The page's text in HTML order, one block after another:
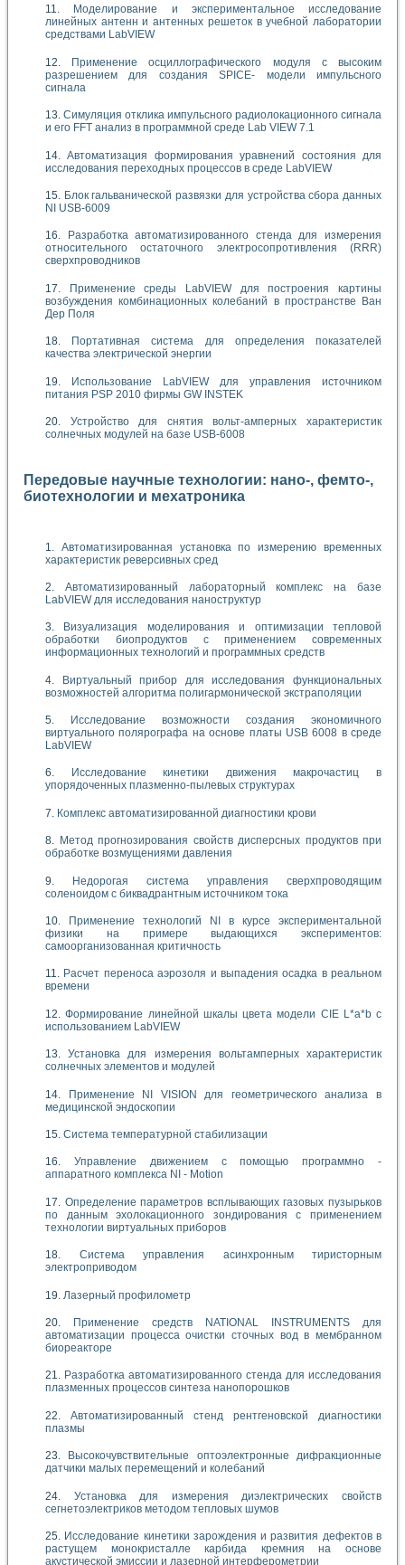
Моделирование и экспериментальное исследование
линейных антенн и антенных решеток в учебной лаборатории
средствами LabVIEW
Применение осциллографического модуля с высоким
разрешением для создания SPICE- модели импульсного
сигнала
Симуляция отклика импульсного радиолокационного сигнала
и его FFT анализ в программной среде Lab VIEW 7.1
Автоматизация формирования уравнений состояния для
исследования переходных процессов в среде LabVIEW
Блок гальванической развязки для устройства сбора данных
NI USB-6009
Разработка автоматизированного стенда для измерения
относительного остаточного электросопротивления (RRR)
сверхпроводников
Применение среды LabVIEW для построения картины
возбуждения комбинационных колебаний в пространстве Ван
Дер Поля
Портативная система для определения показателей
качества электрической энергии
Использование LabVIEW для управления источником
питания PSP 2010 фирмы GW INSTEK
Устройство для снятия вольт-амперных характеристик
солнечных модулей на базе USB-6008
Передовые научные технологии: нано-, фемто-,
биотехнологии и мехатроника
Автоматизированная установка по измерению временных
характеристик реверсивных сред
Автоматизированный лабораторный комплекс на базе
LabVIEW для исследования наноструктур
Визуализация моделирования и оптимизации тепловой
обработки биопродуктов с применением современных
информационных технологий и программных средств
Виртуальный прибор для исследования функциональных
возможностей алгоритма полигармонической экстраполяции
Исследование возможности создания экономичного
виртуального полярографа на основе платы USB 6008 в среде
LabVIEW
Исследование кинетики движения макрочастиц в
упорядоченных плазменно-пылевых структурах
Комплекс автоматизированной диагностики крови
Метод прогнозирования свойств дисперсных продуктов при
обработке возмущениями давления
Недорогая система управления сверхпроводящим
соленоидом с биквадрантным источником тока
Применение технологий NI в курсе экспериментальной
физики на примере выдающихся экспериментов:
самоорганизованная критичность
Расчет переноса аэрозоля и выпадения осадка в реальном
времени
Формирование линейной шкалы цвета модели CIE L*a*b с
использованием LabVIEW
Установка для измерения вольтамперных характеристик
солнечных элементов и модулей
Применение NI VISION для геометрического анализа в
медицинской эндоскопии
Система температурной стабилизации
Управление движением с помощью программно -
аппаратного комплекса NI - Motion
Определение параметров всплывающих газовых пузырьков
по данным эхолокационного зондирования с применением
технологии виртуальных приборов
Система управления асинхронным тиристорным
электроприводом
Лазерный профилометр
Применение средств NATIONAL INSTRUMENTS для
автоматизации процесса очистки сточных вод в мембранном
биореакторе
Разработка автоматизированного стенда для исследования
плазменных процессов синтеза нанопорошков
Автоматизированный стенд рентгеновской диагностики
плазмы
Высокочувствительные оптоэлектронные дифракционные
датчики малых перемещений и колебаний
Установка для измерения диэлектрических свойств
сегнетоэлектриков методом тепловых шумов
Исследование кинетики зарождения и развития дефектов в
растущем монокристалле карбида кремния на основе
акустической эмиссии и лазерной интерферометрии